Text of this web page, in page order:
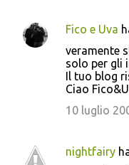
Fico e Uva
veramente
solo per gli
Il tuo blog
Ciao
10 luglio
nightfairy